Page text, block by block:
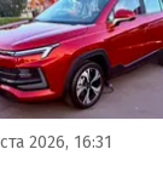
Получить
можно при
автомобиля 2025
выпуска в
сообщили
компании.
2026, 16:31